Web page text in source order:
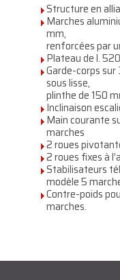
Structure en
Marches
mm,
renforcées par
Plateau de l.
Garde-corps sur
sous lisse,
plinthe de 150
Inclinaison
Main courante
marches
2 roues
2 roues fixes à
Stabilisateurs
modèle 5
Contre-poids
marches.